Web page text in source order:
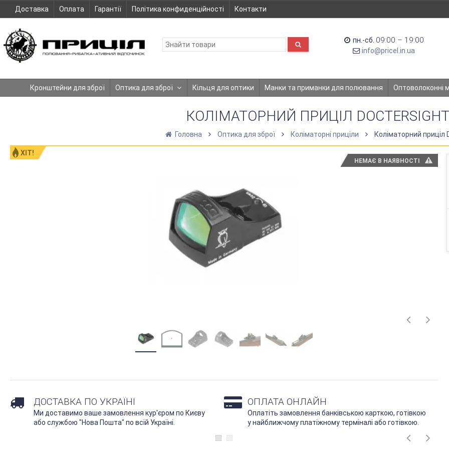
Доставка Оплата Гарантії Політика конфиденційності Контакти
пн.-сб. 09:00 – 19:00
info@pricel.in.ua
Кронштейни для зброї Оптика для зброї Кільця для оптики Манки та приманки для полювання Оптоволоконні
КОЛІМАТОРНИЙ ПРИЦІЛ
Головна Оптика для зброї Коліматорні приціли Коліматорний приціл
ХІТ!
НЕМАЄ В НАЯВНОСТІ
ДОСТАВКА ПО УКРАЇНІ
Ми доставимо ваше замовлення кур'єром по Києву
або службою "Нова Пошта" по всій Україні.
ОПЛАТА ОНЛАЙН
Оплатіть замовлення банківською карткою, готівкою
у найближчому платіжному терміналі або готівкою.